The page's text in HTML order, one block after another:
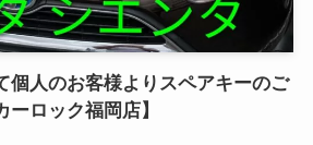
個人のお客様よりスペアキーのご
ロック福岡店】